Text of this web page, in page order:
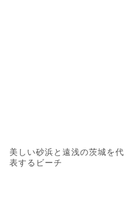
美しい砂浜と遠浅の茨城を代
表するビーチ